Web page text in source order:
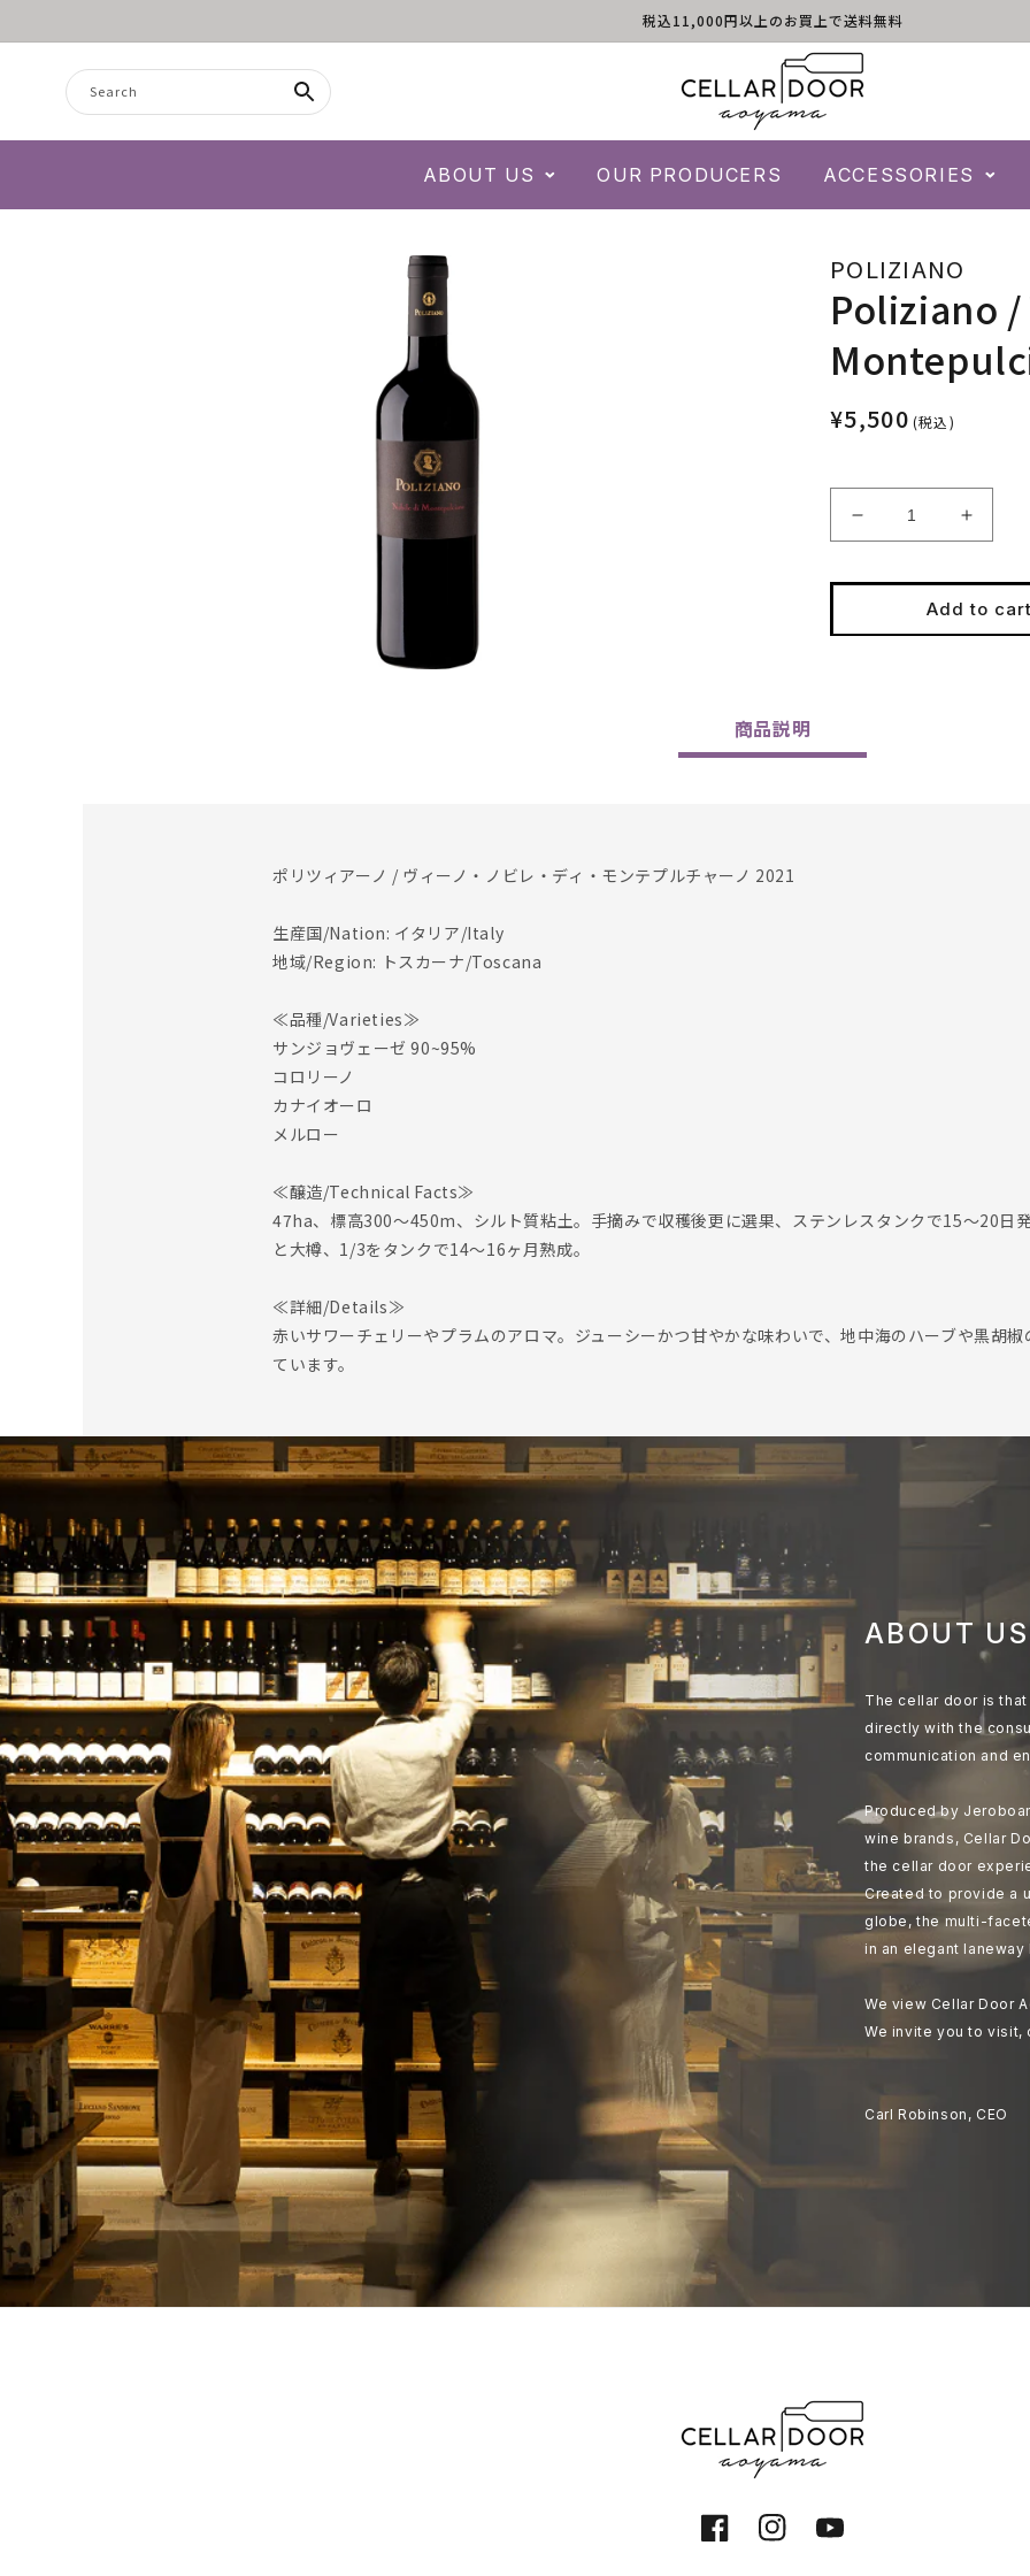
税込11,000円以上のお買上で送料無料
Search
ABOUT US OUR PRODUCERS ACCESSORIES
POLIZIANO
Poliziano
¥5,500 (税込)
Decrease
quantity
Poliziano
quantity
Add to cart
商品説明
ポリツィアーノ / ヴィーノ・ノビレ・ディ・モンテプルチャーノ 2021
生産国/Nation: イタリア/Italy
地域/Region: トスカーナ/Toscana
≪品種/Varieties≫
サンジョヴェーゼ 90~95%
コロリーノ
カナイオーロ
メルロー
≪醸造/Technical Facts≫
47ha、標高300～450m、シルト質粘土。手摘みで収穫後更に選果、ステンレスタンクで15～20日
と大樽、1/3をタンクで14～16ヶ月熟成。
≪詳細/Details≫
赤いサワーチェリーやプラムのアロマ。ジューシーかつ甘やかな味わいで、地中海のハーブや黒胡
ています。
ABOUT US
The cellar door is
directly with the
communication and
Produced by
wine brands, Cellar
the cellar door
Created to provide a
globe, the multi-
in an elegant laneway
We view Cellar Door
We invite you to visit,
Carl Robinson, CEO
FacebookInstagramYouTube